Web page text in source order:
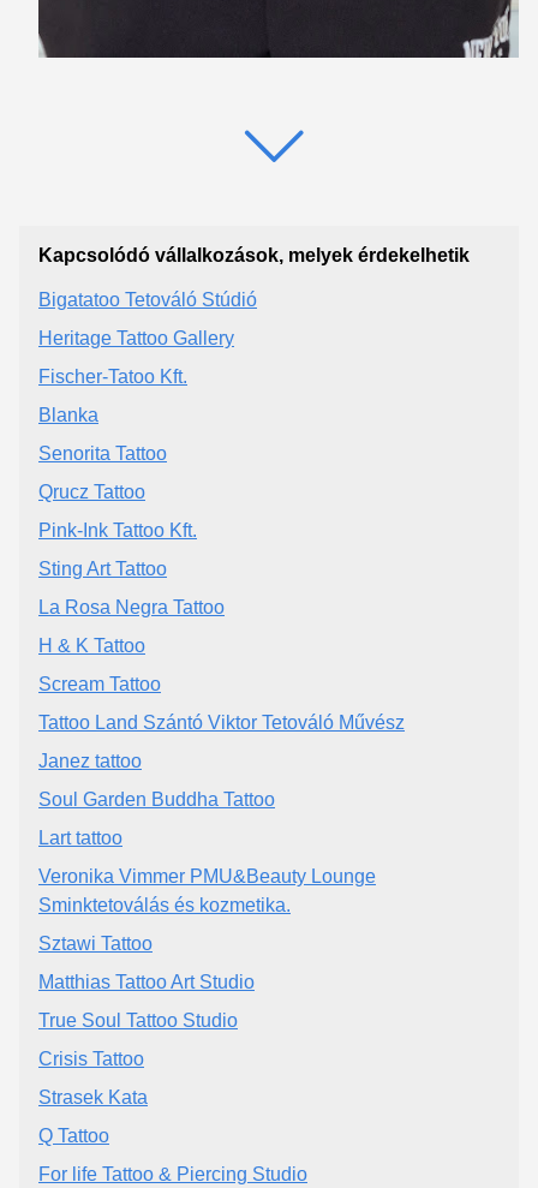
Kapcsolódó vállalkozások, melyek érdekelhetik
Bigatatoo Tetováló Stúdió
Heritage Tattoo Gallery
Fischer-Tatoo Kft.
Blanka
Senorita Tattoo
Qrucz Tattoo
Pink-Ink Tattoo Kft.
Sting Art Tattoo
La Rosa Negra Tattoo
H & K Tattoo
Scream Tattoo
Tattoo Land Szántó Viktor Tetováló Művész
Janez tattoo
Soul Garden Buddha Tattoo
Lart tattoo
Veronika Vimmer PMU&Beauty Lounge
Sminktetoválás és kozmetika.
Sztawi Tattoo
Matthias Tattoo Art Studio
True Soul Tattoo Studio
Crisis Tattoo
Strasek Kata
Q Tattoo
For life Tattoo & Piercing Studio